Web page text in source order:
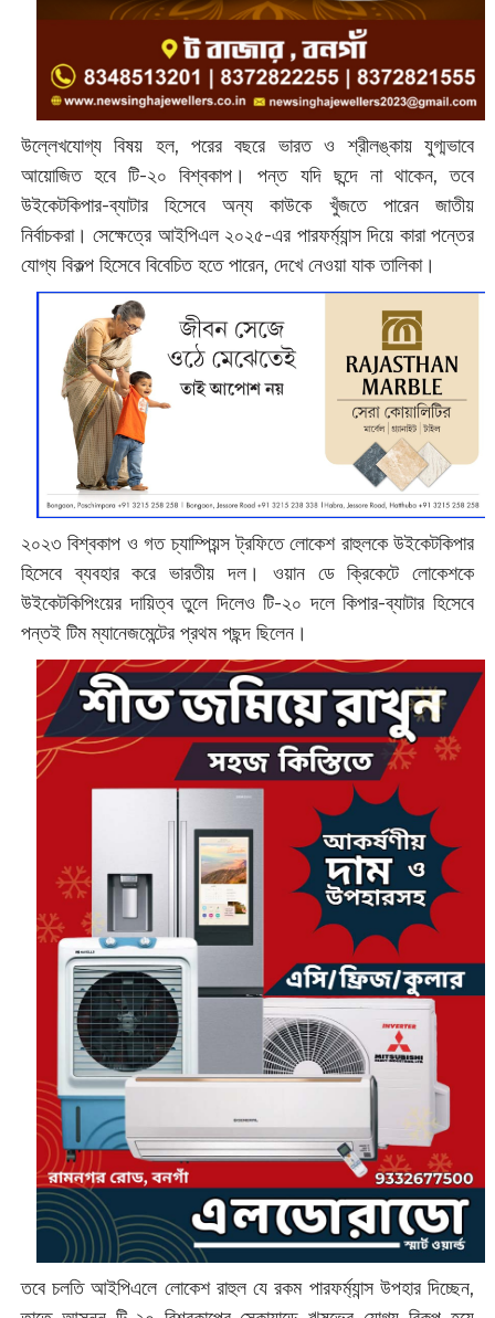
উল্লেখযোগ্য বিষয় হল, পরের বছরে ভারত ও শ্রীলঙ্কায় যুগ্মভাবে
আয়োজিত হবে টি-২০ বিশ্বকাপ। পন্ত যদি ছন্দে না থাকেন, তবে
উইকেটকিপার-ব্যাটার হিসেবে অন্য কাউকে খুঁজতে পারেন জাতীয়
নির্বাচকরা। সেক্ষেত্রে আইপিএল ২০২৫-এর পারফর্ম্যান্স দিয়ে কারা পন্তের
যোগ্য বিকল্প হিসেবে বিবেচিত হতে পারেন, দেখে নেওয়া যাক তালিকা।
২০২৩ বিশ্বকাপ ও গত চ্যাম্পিয়ন্স ট্রফিতে লোকেশ রাহুলকে উইকেটকিপার
হিসেবে ব্যবহার করে ভারতীয় দল। ওয়ান ডে ক্রিকেটে লোকেশকে
উইকেটকিপিংয়ের দায়িত্ব তুলে দিলেও টি-২০ দলে কিপার-ব্যাটার হিসেবে
পন্তই টিম ম্যানেজমেন্টের প্রথম পছন্দ ছিলেন।
তবে চলতি আইপিএলে লোকেশ রাহুল যে রকম পারফর্ম্যান্স উপহার দিচ্ছেন,